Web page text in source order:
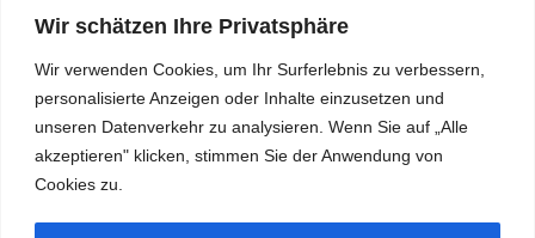
Wir schätzen Ihre Privatsphäre
Wir verwenden Cookies, um Ihr Surferlebnis zu verbessern,
personalisierte Anzeigen oder Inhalte einzusetzen und
unseren Datenverkehr zu analysieren. Wenn Sie auf „Alle
akzeptieren" klicken, stimmen Sie der Anwendung von
Cookies zu.